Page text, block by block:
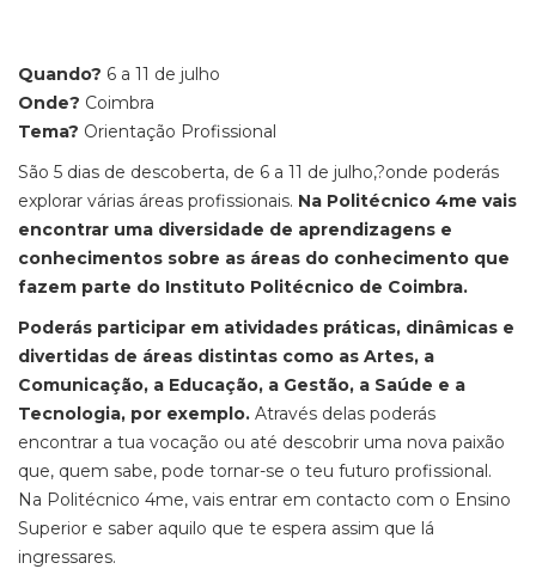
Quando? 6 a 11 de julho
Onde? Coimbra
Tema? Orientação Profissional
São 5 dias de descoberta, de 6 a 11 de julho,?onde poderás
explorar várias áreas profissionais. Na Politécnico 4me vais
encontrar uma diversidade de aprendizagens e
conhecimentos sobre as áreas do conhecimento que
fazem parte do Instituto Politécnico de Coimbra.
Poderás participar em atividades práticas, dinâmicas e
divertidas de áreas distintas como as Artes, a
Comunicação, a Educação, a Gestão, a Saúde e a
Tecnologia, por exemplo. Através delas poderás
encontrar a tua vocação ou até descobrir uma nova paixão
que, quem sabe, pode tornar-se o teu futuro profissional.
Na Politécnico 4me, vais entrar em contacto com o Ensino
Superior e saber aquilo que te espera assim que lá
ingressares.